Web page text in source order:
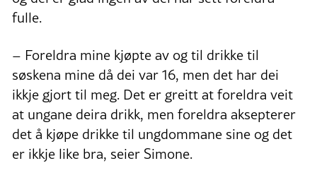
fulle.
– Foreldra mine kjøpte av og til drikke til
søskena mine då dei var 16, men det har dei
ikkje gjort til meg. Det er greitt at foreldra veit
at ungane deira drikk, men foreldra aksepterer
det å kjøpe drikke til ungdommane sine og det
er ikkje like bra, seier Simone.